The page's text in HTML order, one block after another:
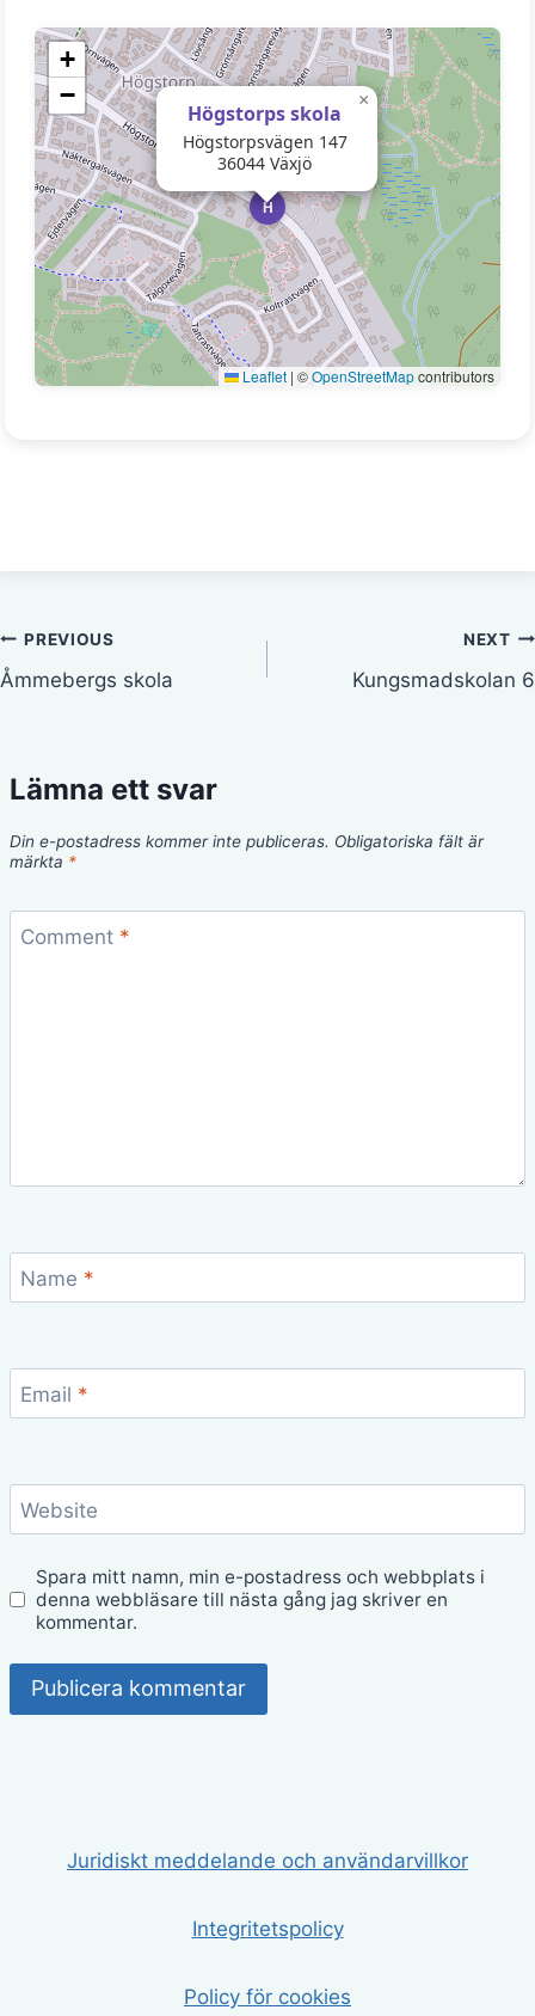
H
Högstorps skola
Högstorpsvägen 147
36044 Växjö
×
+
−
Leaflet | ©OpenStreetMapcontributors
Inläggsnavigering
PREVIOUS
Åmmebergs skola
NEXT
Kungsmadskolan 6
Lämna ett svar
Din e-postadress kommer inte publiceras. Obligatoriska fält är
märkta *
Comment *
Name *
Email *
Website
Spara mitt namn, min e-postadress och webbplats i
denna webbläsare till nästa gång jag skriver en
kommentar.
Juridiskt meddelande och användarvillkor
Integritetspolicy
Policy för cookies